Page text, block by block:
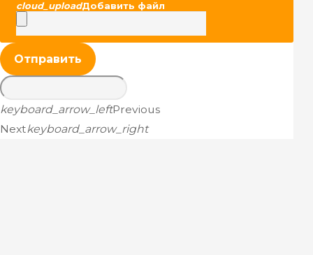
cloud_uploadДобавить файл
Отправить
keyboard_arrow_leftPrevious
Nextkeyboard_arrow_right